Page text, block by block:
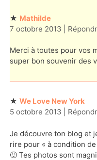
Mathilde
7 octobre 2013
Merci à toutes pour vos
super bon souvenir des
We Love New York
5 octobre 2013
Je découvre ton blog et
rire pour « à condition
🙂 Tes photos sont